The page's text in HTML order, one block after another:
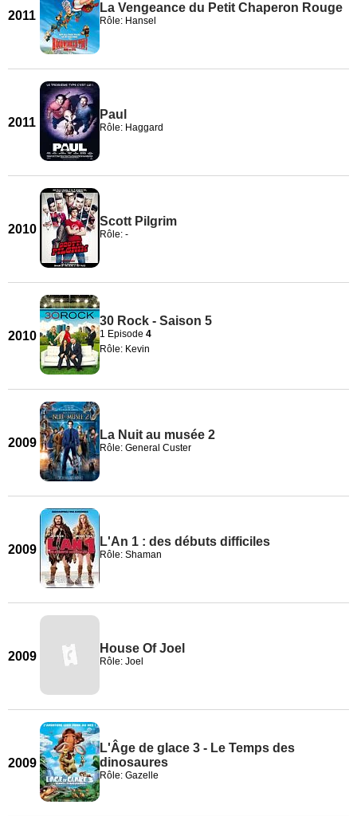
2011
La Vengeance du Petit Chaperon Rouge
Rôle: Hansel
2011
Paul
Rôle: Haggard
2010
Scott Pilgrim
Rôle: -
2010
30 Rock - Saison 5
1 Episode 4
Rôle: Kevin
2009
La Nuit au musée 2
Rôle: General Custer
2009
L'An 1 : des débuts difficiles
Rôle: Shaman
2009
House Of Joel
Rôle: Joel
2009
L'Âge de glace 3 - Le Temps des
dinosaures
Rôle: Gazelle